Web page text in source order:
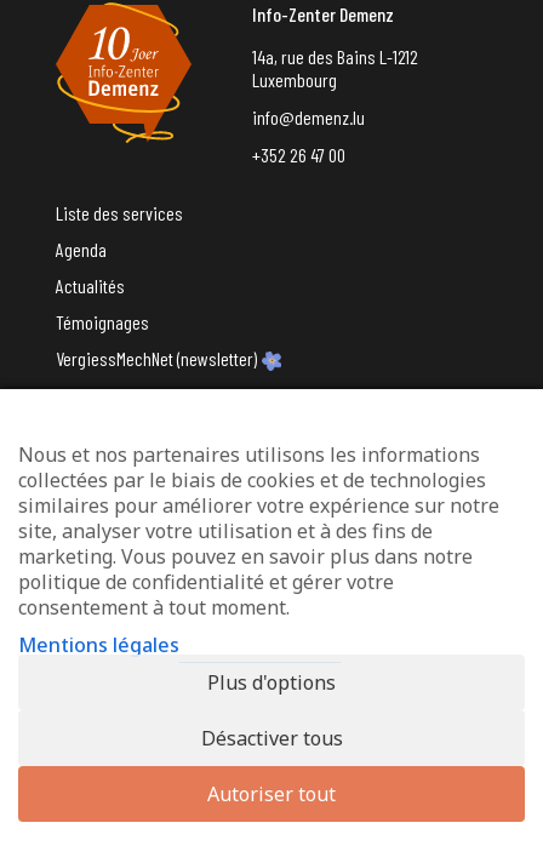
Info-Zenter Demenz
14a, rue des Bains L-1212
Luxembourg
info@demenz.lu
+352 26 47 00
Liste des services
Agenda
Actualités
Témoignages
VergiessMechNet (newsletter)
Avec le soutien du
Mentions légales
Protection des données
Déclaration d’accessibilité
© 2026 - Info-Zenter Demenz - All Rights Reserved. Site de
Communication
Nous et nos partenaires utilisons les informations
collectées par le biais de cookies et de technologies
similaires pour améliorer votre expérience sur notre
site, analyser votre utilisation et à des fins de
marketing. Vous pouvez en savoir plus dans notre
politique de confidentialité et gérer votre
consentement à tout moment.
Mentions légales
Plus d'options
Désactiver tous
Autoriser tout